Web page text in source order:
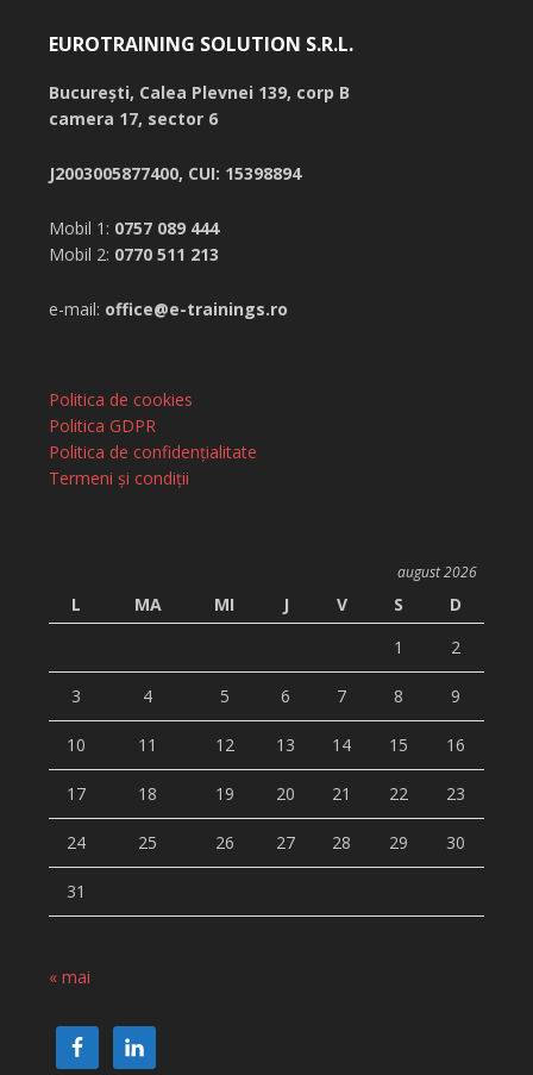
EUROTRAINING SOLUTION S.R.L.
București, Calea Plevnei 139, corp B
camera 17, sector 6
J2003005877400, CUI: 15398894
Mobil 1: 0757 089 444
Mobil 2: 0770 511 213
e-mail: office@e-trainings.ro
Politica de cookies
Politica GDPR
Politica de confidențialitate
Termeni și condiții
august 2026
L MA MI J V S
D
1
2
3 4 5 6 7 8 9
10 11 12 13 14 15 16
17 18 19 20 21 22 23
24 25 26 27 28 29 30
31
« mai